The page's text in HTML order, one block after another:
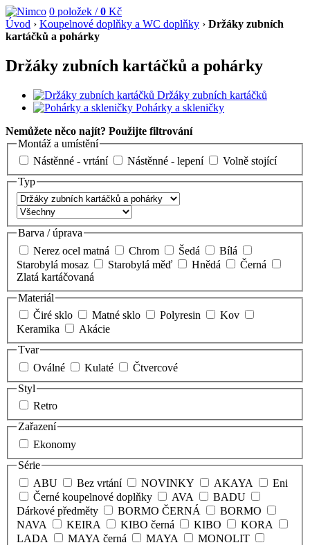
0 položek /0 Kč
Úvod › Koupelnové doplňky a WC doplňky › Držáky zubních
kartáčků a pohárky
Držáky zubních kartáčků a pohárky
Držáky zubních kartáčků
Pohárky a skleničky
Nemůžete něco najít? Použijte filtrování
Montáž a umístění
Nástěnné - vrtání
Nástěnné - lepení
Volně stojící
Typ
Barva / úprava
Nerez ocel matná
Chrom Šedá
Bílá
Starobylá mosaz
Starobylá měď Hnědá
Černá
Zlatá kartáčovaná
Materiál
Čiré sklo
Matné sklo Polyresin
Kov
Keramika
Akácie
Tvar
Oválné
Kulaté
Čtvercové
Styl
Retro
Zařazení
Ekonomy
Série
ABU
Bez vrtání NOVINKY AKAYA
Eni
Černé koupelnové doplňky
AVA
BADU
Dárkové předměty
BORMO ČERNÁ
BORMO
NAVA
KEIRA KIBO černá KIBO
KORA
LADA
MAYA černá MAYA
MONOLIT